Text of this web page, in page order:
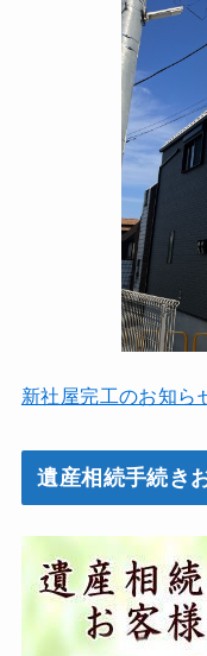
新社屋完工のお知ら
遺産相続手続き